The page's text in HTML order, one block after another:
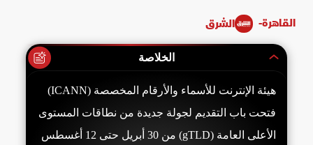
القاهرة- الشرق
الخلاصة
هيئة الإنترنت للأسماء والأرقام المخصصة (ICANN)
فتحت باب التقديم لجولة جديدة من نطاقات المستوى
الأعلى العامة (gTLD) من 30 أبريل حتى 12 أغسطس